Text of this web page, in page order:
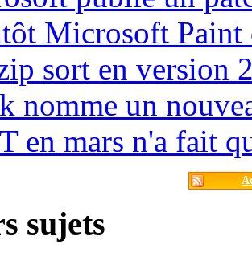
Microsoft Paint
sort en version
nomme un
en mars n'a fait
sujets